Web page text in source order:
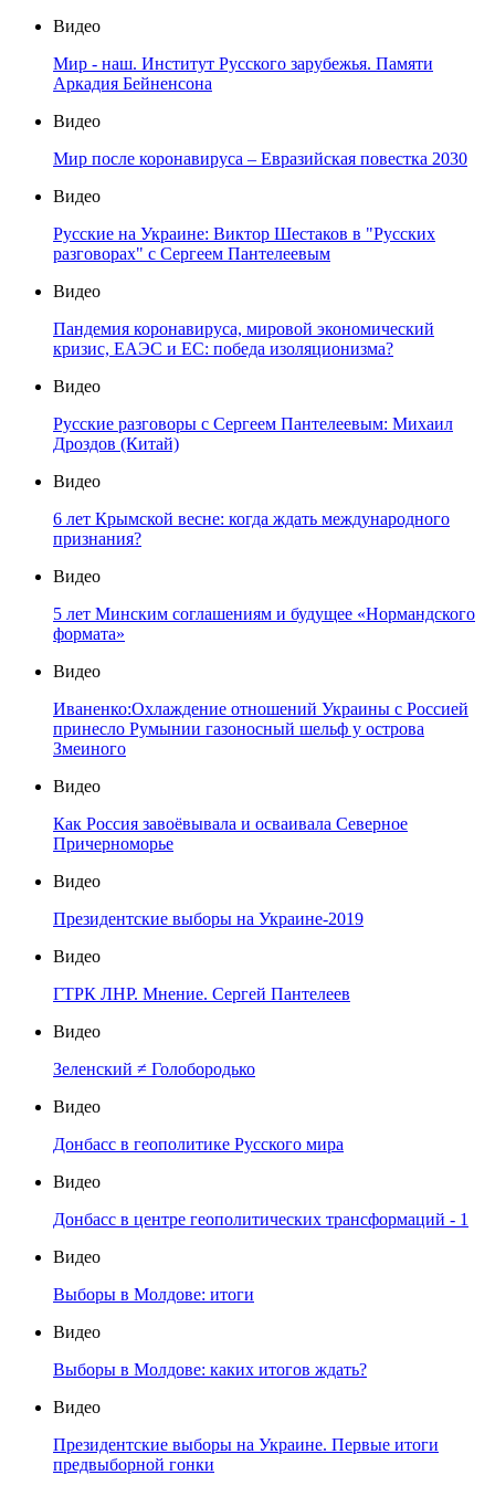
Видео
Мир - наш. Институт Русского зарубежья. Памяти
Аркадия Бейненсона
Видео
Мир после коронавируса – Евразийская повестка 2030
Видео
Русские на Украине: Виктор Шестаков в "Русских
разговорах" с Сергеем Пантелеевым
Видео
Пандемия коронавируса, мировой экономический
кризис, ЕАЭС и ЕС: победа изоляционизма?
Видео
Русские разговоры с Сергеем Пантелеевым: Михаил
Дроздов (Китай)
Видео
6 лет Крымской весне: когда ждать международного
признания?
Видео
5 лет Минским соглашениям и будущее «Нормандского
формата»
Видео
Иваненко:Охлаждение отношений Украины с Россией
принесло Румынии газоносный шельф у острова
Змеиного
Видео
Как Россия завоёвывала и осваивала Северное
Причерноморье
Видео
Президентские выборы на Украине-2019
Видео
ГТРК ЛНР. Мнение. Сергей Пантелеев
Видео
Зеленский ≠ Голобородько
Видео
Донбасс в геополитике Русского мира
Видео
Донбасс в центре геополитических трансформаций - 1
Видео
Выборы в Молдове: итоги
Видео
Выборы в Молдове: каких итогов ждать?
Видео
Президентские выборы на Украине. Первые итоги
предвыборной гонки